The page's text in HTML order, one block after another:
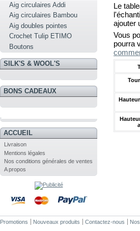
Aig circulaires Addi
Aig circulaires Bambou
Aig doubles pointes
Crochet Tulip ETIMO
Boutons
SILK'S & WOOL'S
BONS CADEAUX
ACCUEIL
Livraison
Mentions légales
Nos conditions générales de ventes
A propos
Le
ajouter
Vous
pourra
Promotions Nouveaux produits Contactez-nous